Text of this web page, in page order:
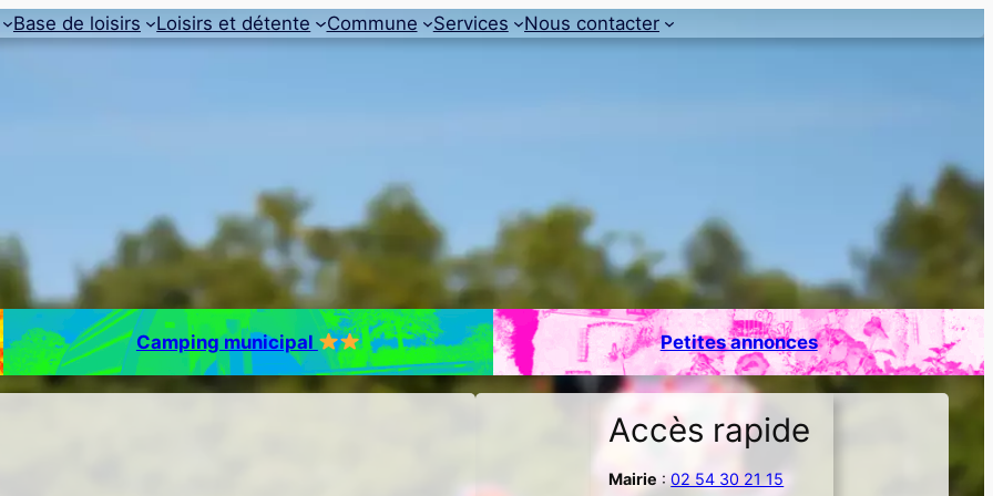
Base de loisirs Loisirs et détente Commune Services Nous contacter
Camping municipal Petites annonces
Accès rapide
Mairie :02 54 30 21 15